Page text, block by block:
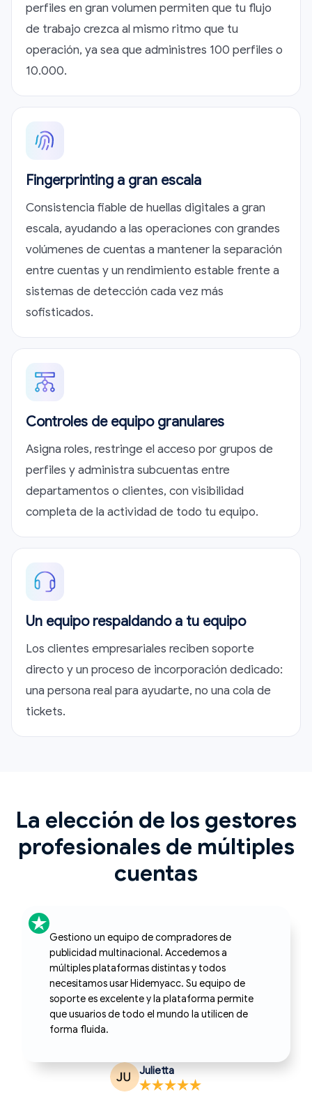
perfiles en gran volumen permiten que tu flujo
de trabajo crezca al mismo ritmo que tu
operación, ya sea que administres 100 perfiles o
10.000.
Fingerprinting a gran escala
Consistencia fiable de huellas digitales a gran
escala, ayudando a las operaciones con grandes
volúmenes de cuentas a mantener la separación
entre cuentas y un rendimiento estable frente a
sistemas de detección cada vez más
sofisticados.
Controles de equipo granulares
Asigna roles, restringe el acceso por grupos de
perfiles y administra subcuentas entre
departamentos o clientes, con visibilidad
completa de la actividad de todo tu equipo.
Un equipo respaldando a tu equipo
Los clientes empresariales reciben soporte
directo y un proceso de incorporación dedicado:
una persona real para ayudarte, no una cola de
tickets.
La elección de los gestores
profesionales de múltiples
cuentas
Tras el reciente endurecimiento de las políticas
de Google, no podía crear una nueva cuenta
de Gmail — errores de verificación constantes.
Probé Hidemyacc, seguí la guía de
configuración, agregué mi proxy y obtuve una
nueva cuenta de Gmail funcionando. Probé
algunas cuentas más y todas pasaron sin
Farand Hurley